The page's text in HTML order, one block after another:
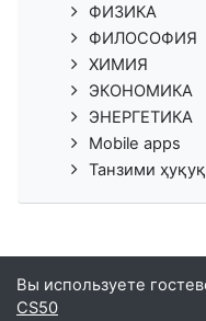
ФИЗИКА
ФИЛОСОФИЯ
ХИМИЯ
ЭКОНОМИКА
ЭНЕРГЕТИКА
Mobile apps
Танзими
Вы используете
CS50